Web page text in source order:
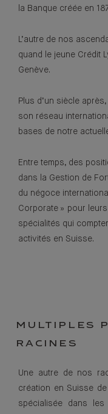
la Banque créée en
L’autre de nos
quand le jeune Crédit
Genève.
Plus d’un siècle
son réseau
bases de notre
Entre temps, des
dans la Gestion de
du négoce
Corporate » pour
spécialités qui
activités en Suisse.
MULTIPLES
RACINES
Une autre de nos
création en Suisse
spécialisée dans